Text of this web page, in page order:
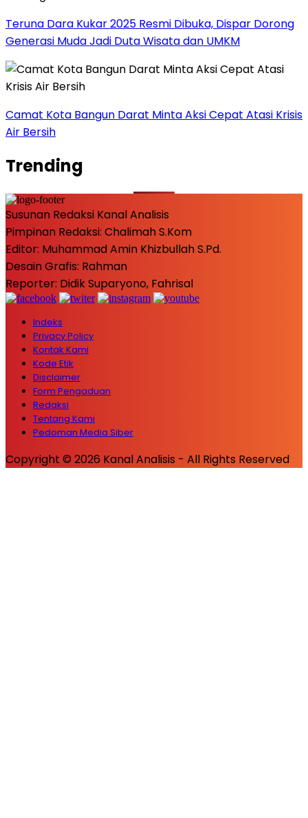
Teruna Dara Kukar 2025 Resmi Dibuka, Dispar Dorong
Generasi Muda Jadi Duta Wisata dan UMKM
Camat Kota Bangun Darat Minta Aksi Cepat Atasi Krisis
Air Bersih
Trending
Susunan Redaksi Kanal Analisis
Pimpinan Redaksi: Chalimah S.Kom
Editor: Muhammad Amin Khizbullah S.Pd.
Desain Grafis: Rahman
Reporter: Didik Suparyono, Fahrisal
Indeks
Privacy Policy
Kontak Kami
Kode Etik
Disclaimer
Form Pengaduan
Redaksi
Tentang Kami
Pedoman Media Siber
Copyright © 2026 Kanal Analisis - All Rights Reserved